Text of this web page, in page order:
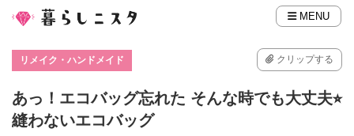
MENU
リメイク・ハンドメイド クリップする
あっ！エコバッグ忘れた そんな時でも大丈夫⭐︎
縫わないエコバッグ